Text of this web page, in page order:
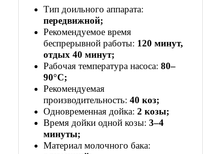
Тип доильного аппарата:
передвижной;
Рекомендуемое время
беспрерывной работы: 120 минут,
отдых 40 минут;
Рабочая температура насоса:80–
90°С;
Рекомендуемая
производительность:40 коз;
Одновременная дойка:2 козы;
Время дойки одной козы:3–4
минуты;
Материал молочного бака: